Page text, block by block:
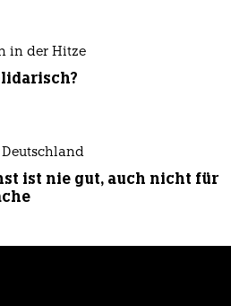
in der Hitze
ist nie gut, auch nicht für